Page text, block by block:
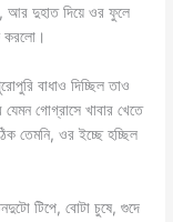
আর দুহাত দিয়ে ওর ফুলে
করলো।
বাধাও দিচ্ছিল তাও
গোগ্রাসে খাবার খেতে
তেমনি, ওর ইচ্ছে হচ্ছিল
টিপে, বোটা চুষে, গুদে